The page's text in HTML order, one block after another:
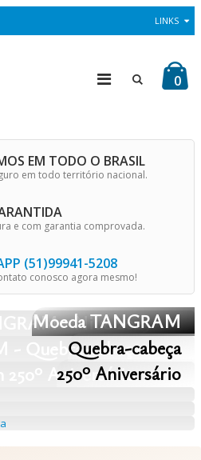
LINKS
0
EM TODO O BRASIL
em todo território nacional.
e com garantia comprovada.
(51)99941-5208
conosco agora mesmo!
Moeda TANGRAM
Quebra-cabeça
250º Aniversário